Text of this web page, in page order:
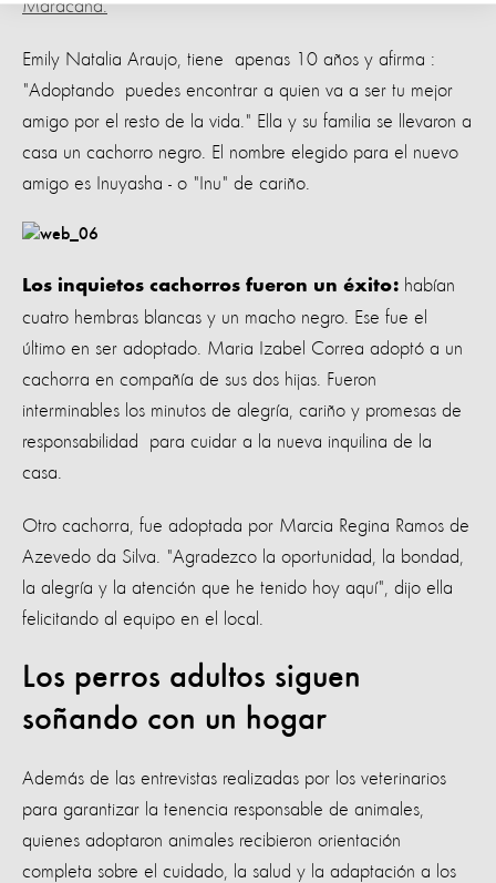
Maracaná.
Emily Natalia Araujo, tiene apenas 10 años y afirma :
"Adoptando puedes encontrar a quien va a ser tu mejor
amigo por el resto de la vida." Ella y su familia se llevaron a
casa un cachorro negro. El nombre elegido para el nuevo
amigo es Inuyasha - o "Inu" de cariño.
Los inquietos cachorros fueron un éxito: habían
cuatro hembras blancas y un macho negro. Ese fue el
último en ser adoptado. Maria Izabel Correa adoptó a un
cachorra en compañía de sus dos hijas. Fueron
interminables los minutos de alegría, cariño y promesas de
responsabilidad para cuidar a la nueva inquilina de la
casa.
Otro cachorra, fue adoptada por Marcia Regina Ramos de
Azevedo da Silva. "Agradezco la oportunidad, la bondad,
la alegría y la atención que he tenido hoy aquí", dijo ella
felicitando al equipo en el local.
Los perros adultos siguen
soñando con un hogar
Además de las entrevistas realizadas por los veterinarios
para garantizar la tenencia responsable de animales,
quienes adoptaron animales recibieron orientación
completa sobre el cuidado, la salud y la adaptación a los